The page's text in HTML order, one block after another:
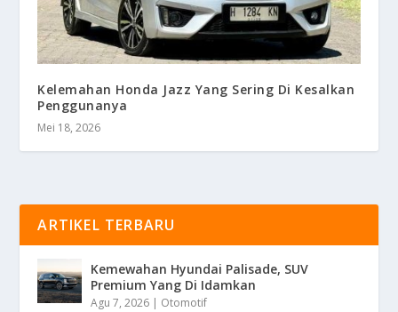
Kelemahan Honda Jazz Yang Sering Di Kesalkan
Penggunanya
Mei 18, 2026
ARTIKEL TERBARU
Kemewahan Hyundai Palisade, SUV
Premium Yang Di Idamkan
Agu 7, 2026 | Otomotif